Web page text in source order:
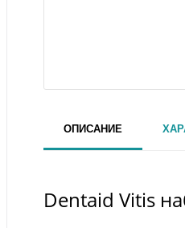
ОПИСАНИЕ
Dentaid Vitis